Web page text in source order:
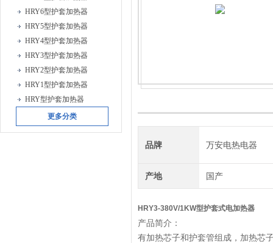
HRY6型护套加热器
HRY5型护套加热器
HRY4型护套加热器
HRY3型护套加热器
HRY2型护套加热器
HRY1型护套加热器
HRY型护套加热器
更多分类
品牌 万安电热电器
产地 国产
HRY3-380V/1KW型护套式电加热器
产品简介：
有加热芯子和护套管组成，加热芯